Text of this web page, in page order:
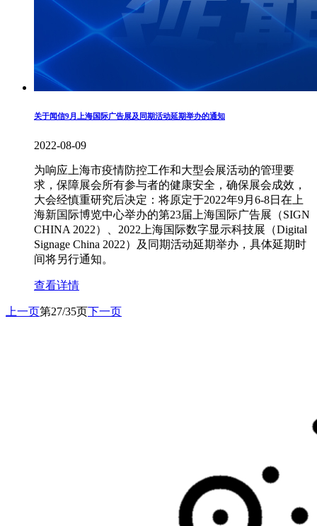
关于闻信9月上海国际广告展及同期活动延期举办的通知
2022-08-09
为响应上海市疫情防控工作和大型会展活动的管理要
求，保障展会所有参与者的健康安全，确保展会成效，
大会经慎重研究后决定：将原定于2022年9月6-8日在上
海新国际博览中心举办的第23届上海国际广告展（SIGN
CHINA 2022）、2022上海国际数字显示科技展（Digital
Signage China 2022）及同期活动延期举办，具体延期时
间将另行通知。
查看详情
上一页第27/35页下一页